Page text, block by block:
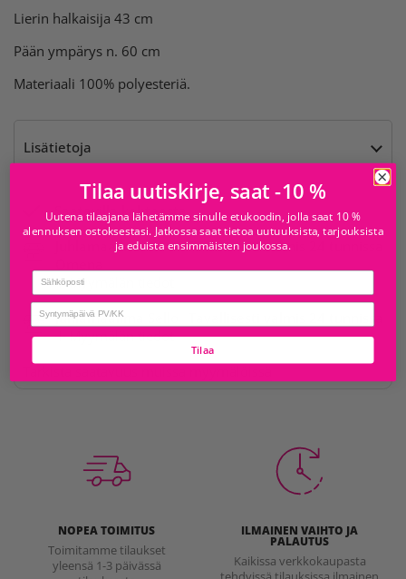
Lierin halkaisija 43 cm
Pään ympärys n. 60 cm
Materiaali 100% polyesteriä.
Lisätietoja
Saatavilla kohteesta
Juhlamaailma Iso
Myymälän tiedot
Tavallisesti valmis 24 tunnissa
Juhlamaailma Sello
Myymälän tiedot
NOPEA TOIMITUS
Toimitamme tilaukset
yleensä 1-3 päivässä
ILMAINEN VAIHTO JA
PALAUTUS
Kaikissa verkkokaupasta
Tilaa uutiskirje, saat -10 %
Uutena tilaajana lähetämme sinulle etukoodin, jolla saat 10 %
alennuksen ostoksestasi. Jatkossa saat tietoa uutuuksista, tarjouksista
ja eduista ensimmäisten joukossa.
Email
birthday
Tilaa